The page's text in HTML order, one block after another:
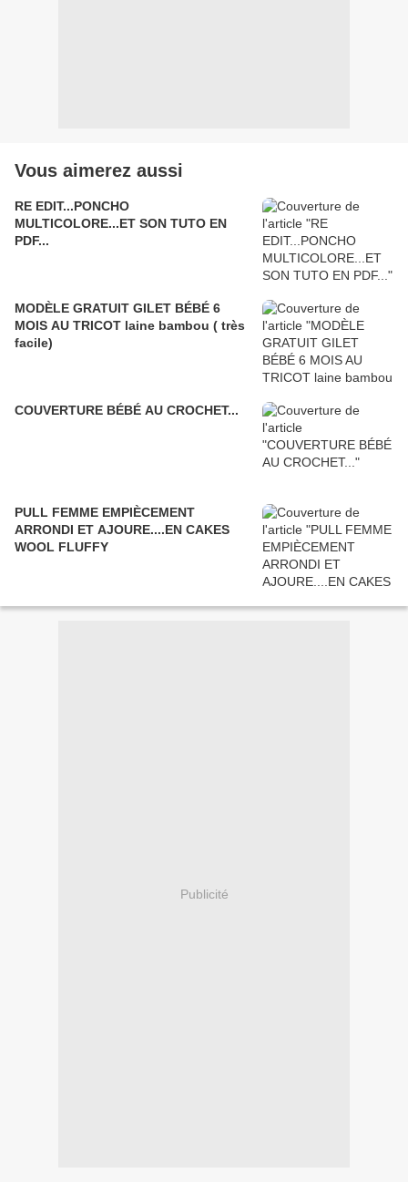
Vous aimerez aussi
RE EDIT...PONCHO
MULTICOLORE...ET SON TUTO EN
PDF...
MODÈLE GRATUIT GILET BÉBÉ 6
MOIS AU TRICOT laine bambou ( très
facile)
COUVERTURE BÉBÉ AU CROCHET...
PULL FEMME EMPIÈCEMENT
ARRONDI ET AJOURE....EN CAKES
WOOL FLUFFY
Publicité